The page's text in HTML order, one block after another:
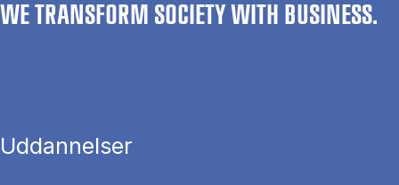
WE TRANSFORM SOCIETY WITH BUSINESS.
Uddannelser